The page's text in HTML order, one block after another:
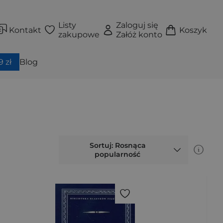
Kontakt
Listy
zakupowe
Zaloguj się
Załóż konto
Koszyk
zł Blog
Sortuj: Rosnąca
popularność